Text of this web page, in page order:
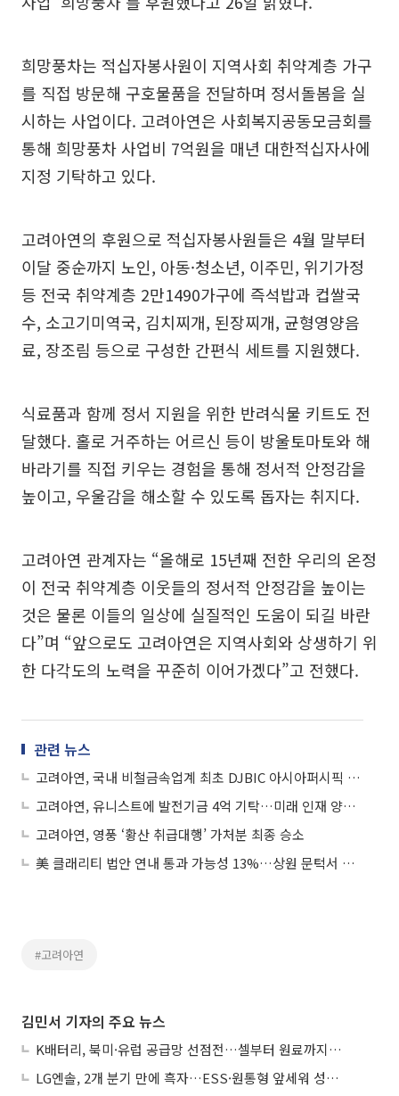
희망풍차는 적십자봉사원이 지역사회 취약계층 가구
를 직접 방문해 구호물품을 전달하며 정서돌봄을 실
시하는 사업이다. 고려아연은 사회복지공동모금회를
통해 희망풍차 사업비 7억원을 매년 대한적십자사에
지정 기탁하고 있다.
고려아연의 후원으로 적십자봉사원들은 4월 말부터
이달 중순까지 노인, 아동·청소년, 이주민, 위기가정
등 전국 취약계층 2만1490가구에 즉석밥과 컵쌀국
수, 소고기미역국, 김치찌개, 된장찌개, 균형영양음
료, 장조림 등으로 구성한 간편식 세트를 지원했다.
식료품과 함께 정서 지원을 위한 반려식물 키트도 전
달했다. 홀로 거주하는 어르신 등이 방울토마토와 해
바라기를 직접 키우는 경험을 통해 정서적 안정감을
높이고, 우울감을 해소할 수 있도록 돕자는 취지다.
고려아연 관계자는 “올해로 15년째 전한 우리의 온정
이 전국 취약계층 이웃들의 정서적 안정감을 높이는
것은 물론 이들의 일상에 실질적인 도움이 되길 바란
다”며 “앞으로도 고려아연은 지역사회와 상생하기 위
한 다각도의 노력을 꾸준히 이어가겠다”고 전했다.
관련 뉴스
고려아연, 국내 비철금속업계 최초 DJBIC 아시아퍼시픽 지수 편입
고려아연, 유니스트에 발전기금 4억 기탁…미래 인재 양성 지원
고려아연, 영풍 ‘황산 취급대행’ 가처분 최종 승소
美 클래리티 법안 연내 통과 가능성 13%…상원 문턱서 제동
#고려아연
김민서 기자의 주요 뉴스
K배터리, 북미·유럽 공급망 선점전…셀부터 원료까지 현지화
LG엔솔, 2개 분기 만에 흑자…ESS·원통형 앞세워 성장 가속